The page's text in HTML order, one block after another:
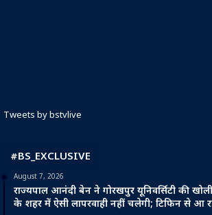
Tweets by bstvlive
#BS_EXCLUSIVE
August 7, 2026
राज्यपाल आनंदी बेन ने गोरखपुर यूनिवर्सिटी की
के शहर में ऐसी लापरवाही नहीं चलेगी; टिफिन से आ